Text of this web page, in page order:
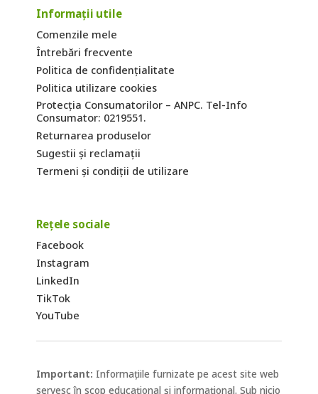
Informații utile
Comenzile mele
Întrebări frecvente
Politica de confidențialitate
Politica utilizare cookies
Protecția Consumatorilor – ANPC. Tel-Info
Consumator: 0219551.
Returnarea produselor
Sugestii și reclamații
Termeni și condiții de utilizare
Rețele sociale
Facebook
Instagram
LinkedIn
TikTok
YouTube
Important: Informațiile furnizate pe acest site web
servesc în scop educațional și informațional. Sub nicio